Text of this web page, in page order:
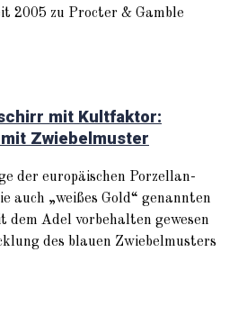
2005 zu Procter & Gamble
mit Kultfaktor:
Zwiebelmuster
der europäischen Porzellan-
auch „weißes Gold“ genannten
dem Adel vorbehalten gewesen
des blauen Zwiebelmusters